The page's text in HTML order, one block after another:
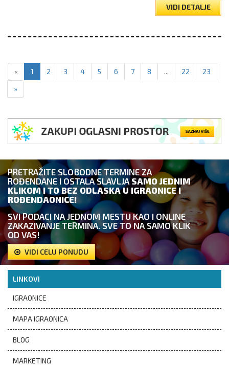
VIDI DETALJE
« 1 2 3 4 5 6 7 8 ... 22
23
»
PRETRAŽITE SLOBODNE TERMINE ZA
ROĐENDANE I OSTALA SLAVLJASAMO JEDNIM
KLIKOM I TO BEZ ODLASKA U IGRAONICE I
ROĐENDAONICE!
SVI PODACI NA JEDNOM MESTU KAO I ONLINE
ZAKAZIVANJE TERMINA. SVE TO NA SAMO KLIK
OD VAS!
VIDI CELU PONUDU
LINKOVI
IGRAONICE
MAPA IGRAONICA
BLOG
MARKETING